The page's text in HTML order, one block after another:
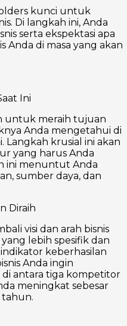
kunci untuk
Di langkah ini, Anda
serta ekspektasi apa
Anda di masa yang akan
Ini
untuk meraih tujuan
Anda mengetahui di
Langkah krusial ini akan
yang harus Anda
ini menuntut Anda
sumber daya, dan
Diraih
visi dan arah bisnis
lebih spesifik dan
keberhasilan
Anda ingin
di antara tiga kompetitor
meningkat sebesar
tahun.